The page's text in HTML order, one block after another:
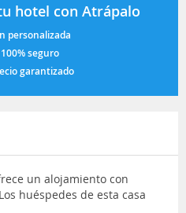
hotel con Atrápalo
personalizada
seguro
garantizado
un alojamiento con
huéspedes de esta casa